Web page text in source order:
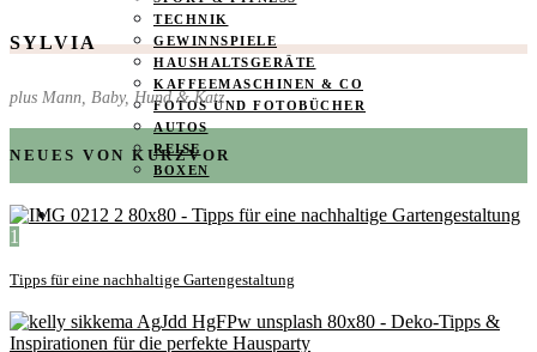
TECHNIK
GEWINNSPIELE
HAUSHALTSGERÄTE
KAFFEEMASCHINEN & CO
FOTOS UND FOTOBÜCHER
AUTOS
REISE
BOXEN
KIND & KEGEL
SYLVIA
plus Mann, Baby, Hund & Katz
NEUES VON KURZVOR
1
Tipps für eine nachhaltige Gartengestaltung